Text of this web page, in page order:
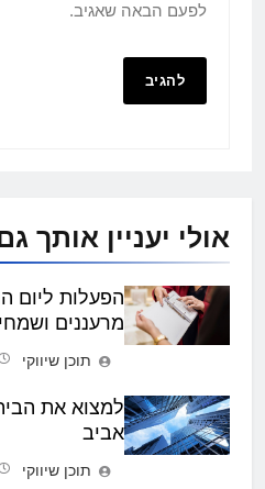
לפעם הבאה שאגיב.
אולי יעניין אותך
מרעננים
תוכן שיווקי
למצוא את
אביב
תוכן שיווקי